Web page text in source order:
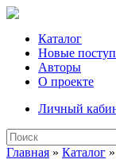
Каталог
Новые
Авторы
О проекте
Личный
Главная » Каталог »